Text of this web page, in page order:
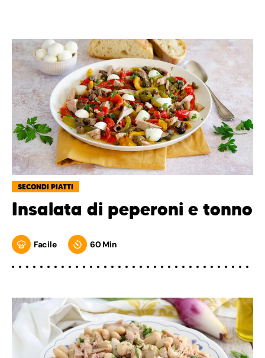
SECONDI PIATTI
Insalata di peperoni e tonno
Facile 60 Min